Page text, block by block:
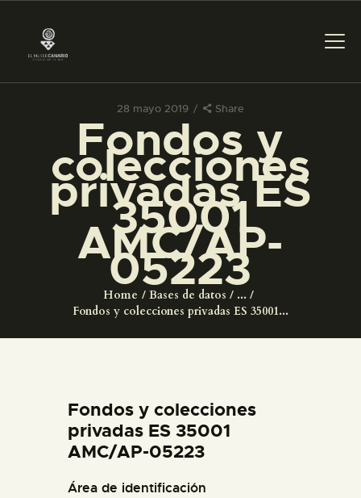
28 mayo 2019 Share
Fondos y
colecciones
privadas ES
35001
AMC/AP-
05223
Home Bases de datos
...
Fondos y colecciones privadas ES 35001...
PREPARAR LA VISITA
ACTIVIDADES
█
EL MUSEO
ESPAÑOL
Fondos y colecciones
privadas ES 35001
AMC/AP-05223
Área de identificación